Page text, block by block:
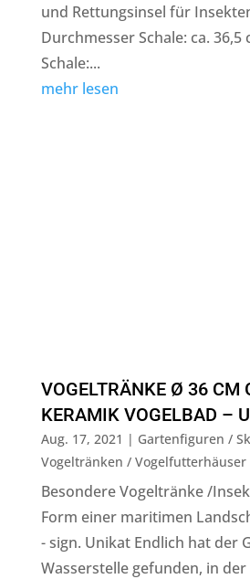
und Rettungsinsel für
Durchmesser Schale: ca. 36,5
Schale:...
mehr lesen
VOGELTRÄNKE Ø 36 CM
KERAMIK VOGELBAD –
Aug. 17, 2021 | Gartenfiguren /
Vogeltränken / Vogelfutterhäuser
Besondere Vogeltränke /
Form einer maritimen
- sign. Unikat Endlich hat der
Wasserstelle gefunden, in der